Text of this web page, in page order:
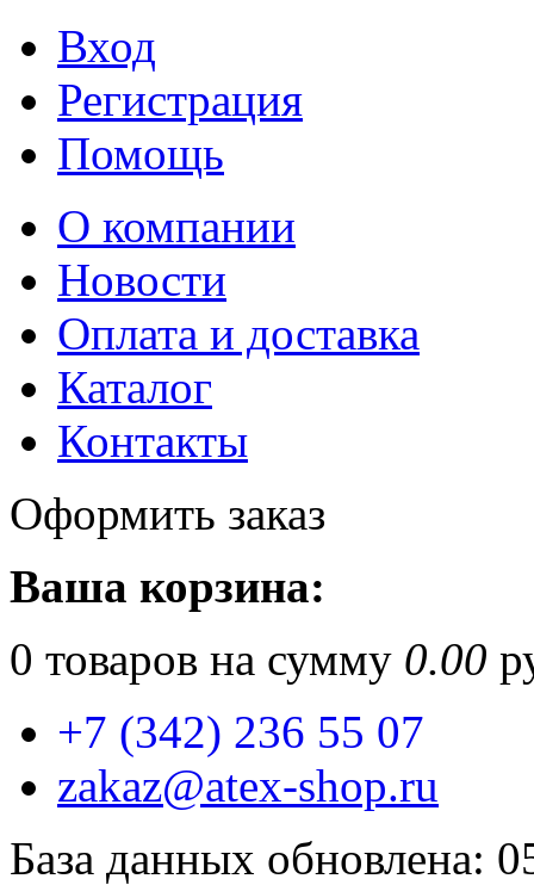
Вход
Регистрация
Помощь
О компании
Новости
Оплата и доставка
Каталог
Контакты
Оформить заказ
Ваша корзина:
0 товаров на сумму 0.00
+7 (342) 236 55 07
zakaz@atex-shop.ru
База данных обновлена: